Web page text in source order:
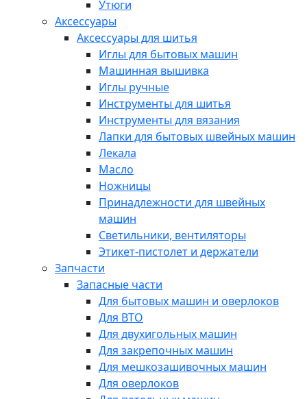
Утюги
Аксессуары
Аксессуары для шитья
Иглы для бытовых машин
Машинная вышивка
Иглы ручные
Инструменты для шитья
Инструменты для вязания
Лапки для бытовых швейных машин
Лекала
Масло
Ножницы
Принадлежности для швейных
машин
Светильники, вентиляторы
Этикет-пистолет и держатели
Запчасти
Запасные части
Для бытовых машин и оверлоков
Для ВТО
Для двухигольных машин
Для закрепочных машин
Для мешкозашивочных машин
Для оверлоков